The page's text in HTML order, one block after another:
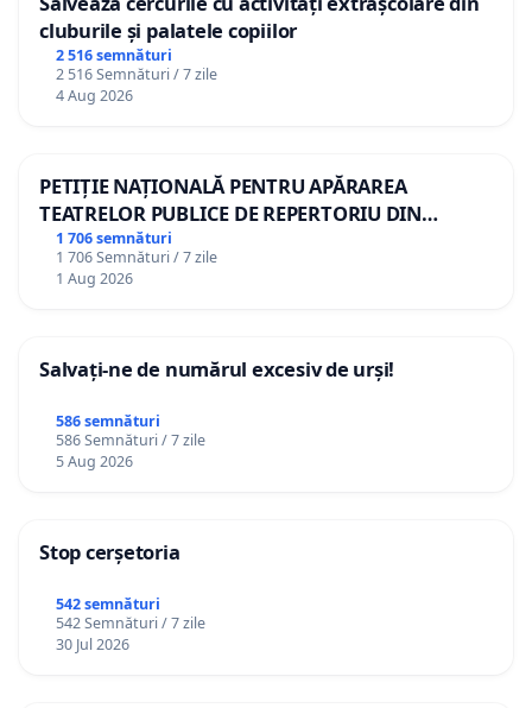
cluburile și palatele copiilor
2 516 semnături
2 516 Semnături / 7 zile
4 Aug 2026
PETIȚIE NAȚIONALĂ PENTRU APĂRAREA
TEATRELOR PUBLICE DE REPERTORIU DIN
ROMÂNIA
1 706 semnături
1 706 Semnături / 7 zile
1 Aug 2026
Salvați-ne de numărul excesiv de urși!
586 semnături
586 Semnături / 7 zile
5 Aug 2026
Stop cerșetoria
542 semnături
542 Semnături / 7 zile
30 Jul 2026